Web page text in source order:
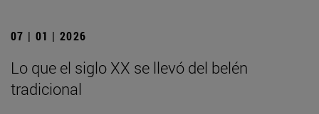
07 | 01 | 2026
Lo que el siglo XX se llevó del belén
tradicional